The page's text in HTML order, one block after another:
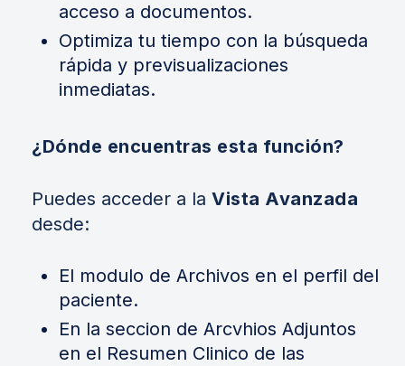
acceso a documentos.
Optimiza tu tiempo con la búsqueda
rápida y previsualizaciones
inmediatas.
¿Dónde encuentras esta función?
Puedes acceder a la Vista Avanzada
desde:
El modulo de Archivos en el perfil del
paciente.
En la seccion de Arcvhios Adjuntos
en el Resumen Clinico de las